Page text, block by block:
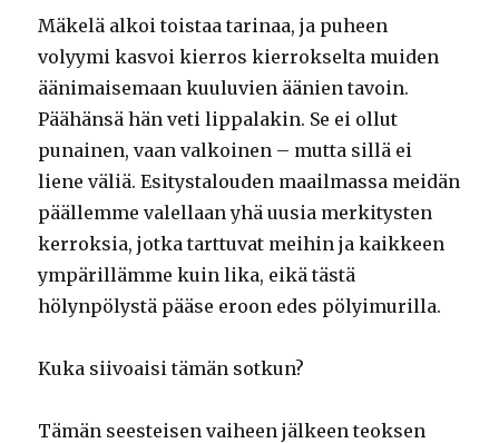
Mäkelä alkoi toistaa tarinaa, ja puheen
volyymi kasvoi kierros kierrokselta muiden
äänimaisemaan kuuluvien äänien tavoin.
Päähänsä hän veti lippalakin. Se ei ollut
punainen, vaan valkoinen – mutta sillä ei
liene väliä. Esitystalouden maailmassa meidän
päällemme valellaan yhä uusia merkitysten
kerroksia, jotka tarttuvat meihin ja kaikkeen
ympärillämme kuin lika, eikä tästä
hölynpölystä pääse eroon edes pölyimurilla.
Kuka siivoaisi tämän sotkun?
Tämän seesteisen vaiheen jälkeen teoksen